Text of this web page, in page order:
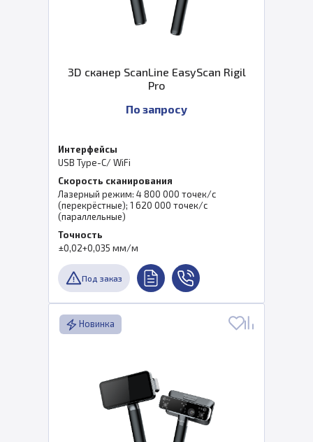
3D сканер ScanLine EasyScan Rigil
Pro
По запросу
Интерфейсы
USB Type-C/ WiFi
Скорость сканирования
Лазерный режим: 4 800 000 точек/с
(перекрёстные); 1 620 000 точек/с
(параллельные)
Точность
±0,02+0,035 мм/м
Под заказ
Новинка